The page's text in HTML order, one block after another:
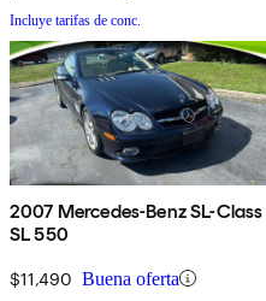
Incluye tarifas de conc.
2007 Mercedes-Benz SL-Class
SL 550
$11,490 Buena oferta